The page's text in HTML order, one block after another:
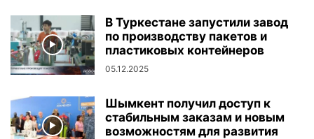
В Туркестане запустили завод
по производству пакетов и
пластиковых контейнеров
05.12.2025
Шымкент получил доступ к
стабильным заказам и новым
возможностям для развития